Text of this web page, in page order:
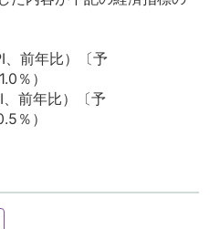
前年比）〔予
％）
前年比）〔予
％）